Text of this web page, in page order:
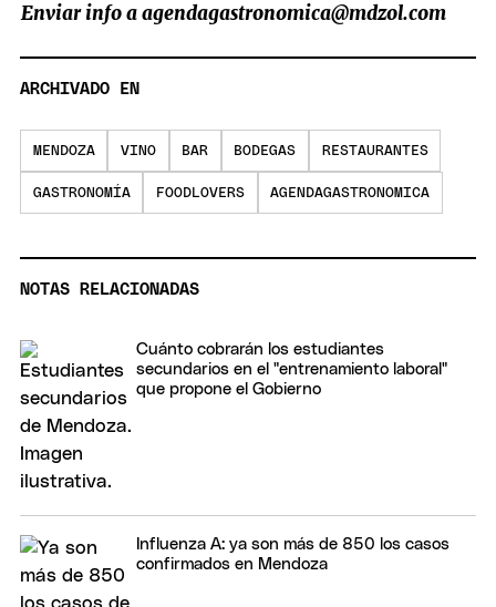
Enviar info aagendagastronomica@mdzol.com
ARCHIVADO EN
MENDOZA VINO BAR BODEGAS RESTAURANTES
GASTRONOMÍA FOODLOVERS AGENDAGASTRONOMICA
NOTAS RELACIONADAS
Cuánto cobrarán los estudiantes
secundarios en el "entrenamiento laboral"
que propone el Gobierno
Influenza A: ya son más de 850 los casos
confirmados en Mendoza